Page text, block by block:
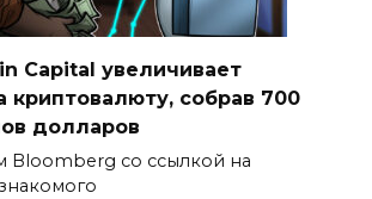
Capital увеличивает
криптовалюту, собрав 700
долларов
Bloomberg со ссылкой на